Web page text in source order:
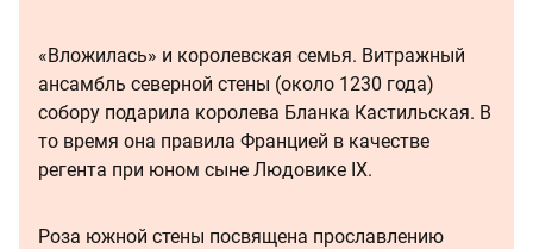
«Вложилась» и королевская семья. Витражный
ансамбль северной стены (около 1230 года)
собору подарила королева Бланка Кастильская. В
то время она правила Францией в качестве
регента при юном сыне Людовике IX.
Роза южной стены посвящена прославлению